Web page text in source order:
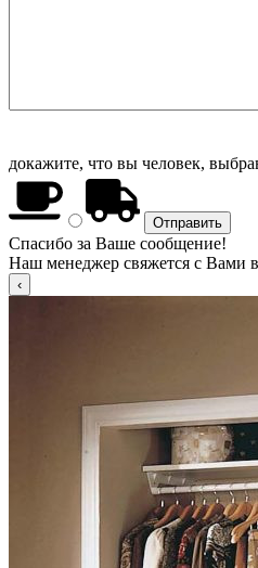
докажите, что вы человек,
Спасибо за Ваше сообщение!
Наш менеджер свяжется с Вами